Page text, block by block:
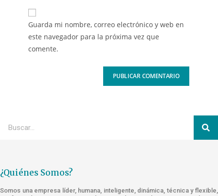
Guarda mi nombre, correo electrónico y web en
este navegador para la próxima vez que
comente.
¿Quiénes Somos?
Somos una empresa líder, humana, inteligente, dinámica, técnica y flexible,